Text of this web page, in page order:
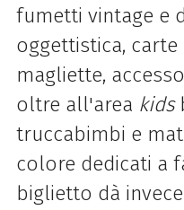
fumetti vintage e
oggettistica,
magliette,
oltre all'area kids
truccabimbi e
colore dedicati a
biglietto dà